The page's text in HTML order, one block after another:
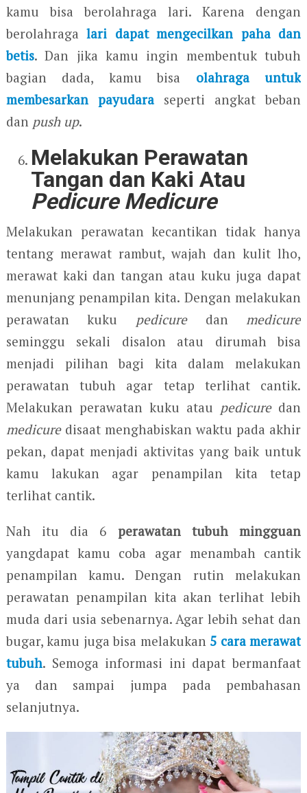
kamu bisa berolahraga lari. Karena dengan
berolahragalari dapat mengecilkan paha dan
betis. Dan jika kamu ingin membentuk tubuh
bagian dada, kamu bisa olahraga untuk
membesarkan payudaraseperti angkat beban
dan push up.
Melakukan Perawatan
Tangan dan Kaki Atau
Pedicure Medicure
Melakukan perawatan kecantikan tidak hanya
tentang merawat rambut, wajah dan kulit lho,
merawat kaki dan tangan atau kuku juga dapat
menunjang penampilan kita. Dengan melakukan
perawatan kuku pedicure danmedicure
seminggu sekali disalon atau dirumah bisa
menjadi pilihan bagi kita dalam melakukan
perawatan tubuh agar tetap terlihat cantik.
Melakukan perawatan kuku atau pedicuredan
medicure disaat menghabiskan waktu pada akhir
pekan, dapat menjadi aktivitas yang baik untuk
kamu lakukan agar penampilan kita tetap
terlihat cantik.
Nah itu dia 6 perawatan tubuh mingguan
yangdapat kamu coba agar menambah cantik
penampilan kamu. Dengan rutin melakukan
perawatan penampilan kita akan terlihat lebih
muda dari usia sebenarnya. Agar lebih sehat dan
bugar, kamu juga bisa melakukan 5 cara merawat
tubuh. Semoga informasi ini dapat bermanfaat
ya dan sampai jumpa pada pembahasan
selanjutnya.